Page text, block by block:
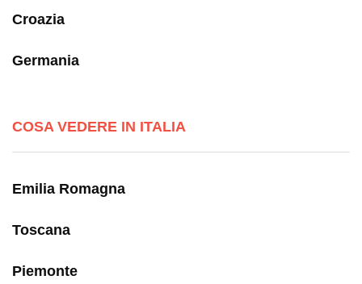
Croazia
Germania
COSA VEDERE IN ITALIA
Emilia Romagna
Toscana
Piemonte